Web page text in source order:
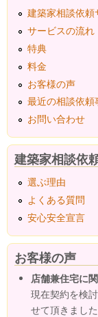
建築家相談依頼
サービスの流れ
特典
料金
お客様の声
最近の相談依頼
お問い合わせ
建築家相談依
選ぶ理由
よくある質問
安心安全宣言
お客様の声
店舗兼住宅に
現在契約を検
せて頂きまし